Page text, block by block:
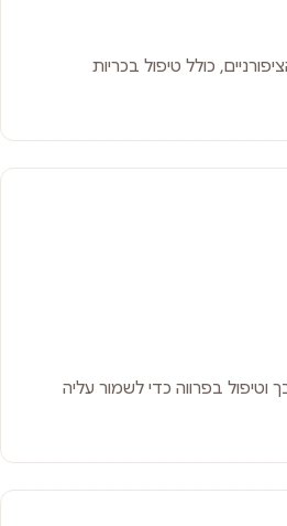
כולל טיפול בכריות
בפרווה כדי לשמור עליה